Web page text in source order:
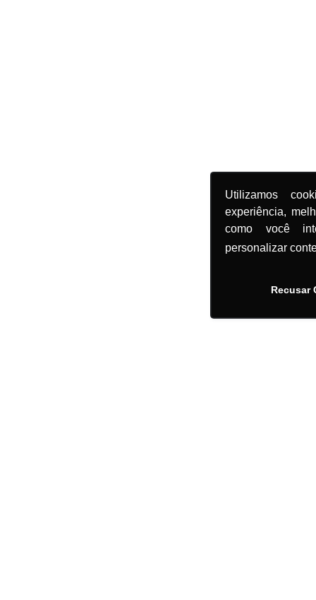
Utilizamos
experiência,
como você
personalizar
Recusar